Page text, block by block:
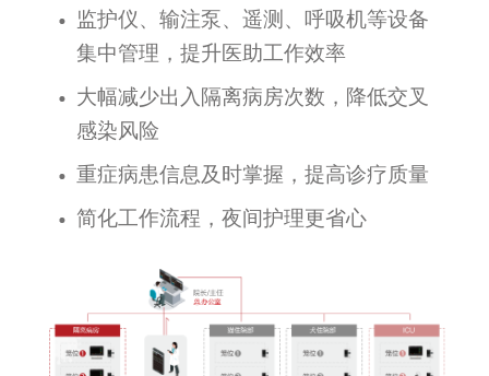
监护仪、输注泵、遥测、呼吸机等设备
集中管理，提升医助工作效率
大幅减少出入隔离病房次数，降低交叉
感染风险
重症病患信息及时掌握，提高诊疗质量
简化工作流程，夜间护理更省心